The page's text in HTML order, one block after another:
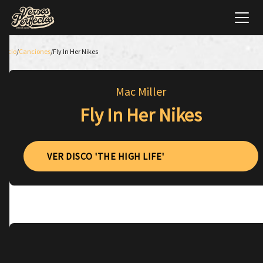
Inicio/Canciones/Fly In Her Nikes
Mac Miller
Fly In Her Nikes
VER DISCO 'THE HIGH LIFE'